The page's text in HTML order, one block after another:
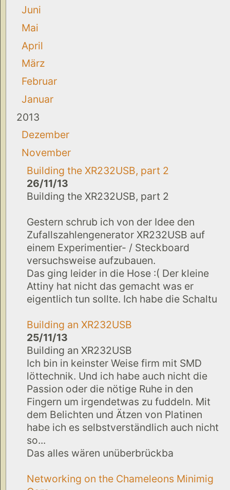
Juni
Mai
April
März
Februar
Januar
2013
Dezember
November
Building the XR232USB, part 2
26/11/13
Building the XR232USB, part 2
Gestern schrub ich von der Idee den
Zufallszahlengenerator XR232USB auf
einem Experimentier- / Steckboard
versuchsweise aufzubauen.
Das ging leider in die Hose :( Der kleine
Attiny hat nicht das gemacht was er
eigentlich tun sollte. Ich habe die Schaltu
Building an XR232USB
25/11/13
Building an XR232USB
Ich bin in keinster Weise firm mit SMD
löttechnik. Und ich habe auch nicht die
Passion oder die nötige Ruhe in den
Fingern um irgendetwas zu fuddeln. Mit
dem Belichten und Ätzen von Platinen
habe ich es selbstverständlich auch nicht
so...
Das alles wären unüberbrückba
Networking on the Chameleons Minimig